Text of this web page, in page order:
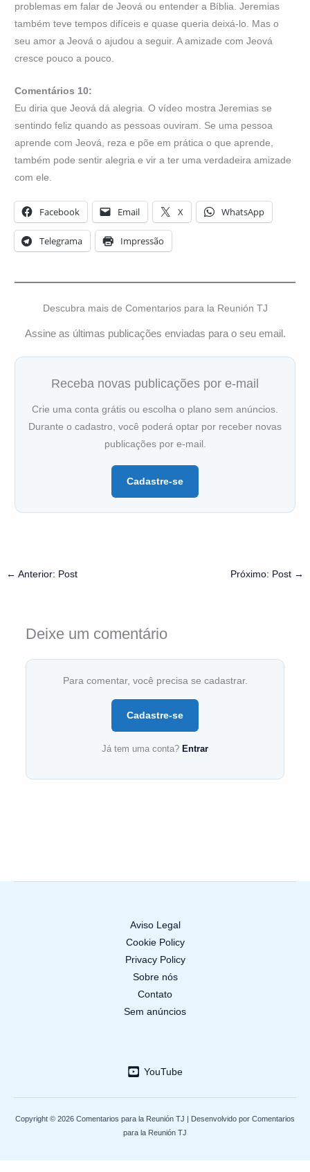
problemas em falar de Jeová ou entender a Bíblia. Jeremias
também teve tempos difíceis e quase queria deixá-lo. Mas o
seu amor a Jeová o ajudou a seguir. A amizade com Jeová
cresce pouco a pouco.
Comentários 10:
Eu diria que Jeová dá alegria. O vídeo mostra Jeremias se
sentindo feliz quando as pessoas ouviram. Se uma pessoa
aprende com Jeová, reza e põe em prática o que aprende,
também pode sentir alegria e vir a ter uma verdadeira amizade
com ele.
Facebook Email X WhatsApp
Telegrama Impressão
Descubra mais de Comentarios para la Reunión TJ
Assine as últimas publicações enviadas para o seu email.
Receba novas publicações por e-mail
Crie uma conta grátis ou escolha o plano sem anúncios.
Durante o cadastro, você poderá optar por receber novas
publicações por e-mail.
Cadastre-se
← Anterior: Post Próximo: Post →
Deixe um comentário
Para comentar, você precisa se cadastrar.
Cadastre-se
Já tem uma conta? Entrar
Aviso Legal
Cookie Policy
Privacy Policy
Sobre nós
Contato
Sem anúncios
YouTube
Copyright © 2026 Comentarios para la Reunión TJ | Desenvolvido por Comentarios
para la Reunión TJ